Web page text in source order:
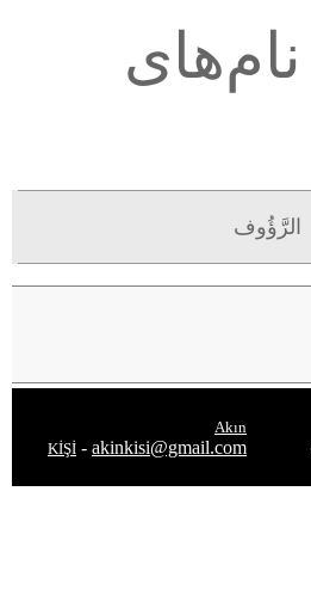
نام‌های
الرَّؤُوف
Akın
KİŞİ - akinkisi@gmail.com